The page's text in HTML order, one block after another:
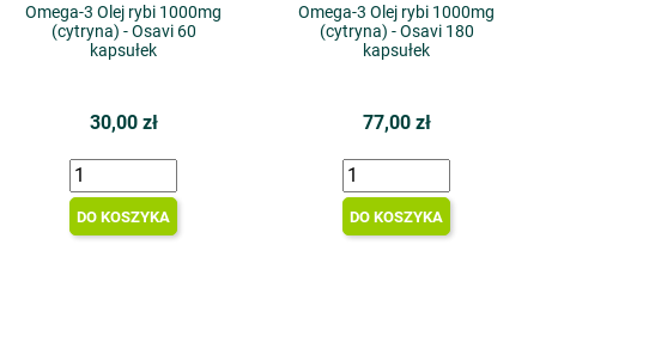
Omega-3 Olej rybi 1000mg
(cytryna) - Osavi 60
kapsułek
30,00 zł
DO KOSZYKA
Omega-3 Olej rybi 1000mg
(cytryna) - Osavi 180
kapsułek
77,00 zł
DO KOSZYKA